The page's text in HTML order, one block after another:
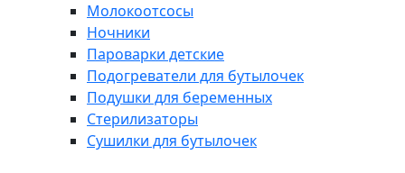
Молокоотсосы
Ночники
Пароварки детские
Подогреватели для бутылочек
Подушки для беременных
Стерилизаторы
Сушилки для бутылочек